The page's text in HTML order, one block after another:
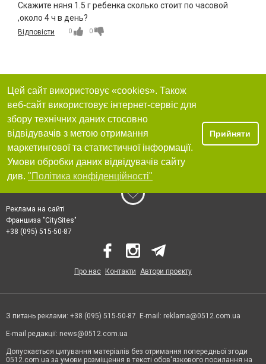
Скажите няня 1.5 г ребенка сколько стоит по часовой
,около 4 ч в день?
Відповісти 0 0
Цей сайт використовує «cookies». Також
веб-сайт використовує інтернет-сервіс для
збору технічних даних стосовно
відвідувачів з метою отримання
маркетингової та статистичної інформації.
Умови обробки даних відвідувачів сайту
див. "Політика конфіденційності"
Прийняти
Реклама на сайті
Франшиза "CitySites"
+38 (095) 515-50-87
Про нас Контакти Автори проєкту
З питань реклами: +38 (095) 515-50-87. E-mail: reklama@0512.com.ua
E-mail редакції: news@0512.com.ua
Допускається цитування матеріалів без отримання попередньої згоди
0512.com.ua за умови розміщення в тексті обов'язкового посилання на